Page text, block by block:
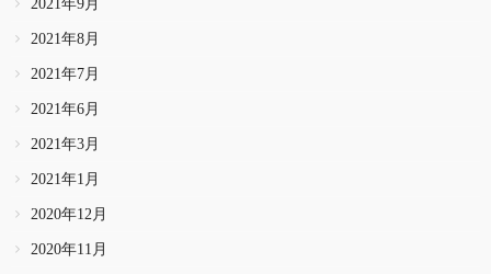
2021年9月
2021年8月
2021年7月
2021年6月
2021年3月
2021年1月
2020年12月
2020年11月